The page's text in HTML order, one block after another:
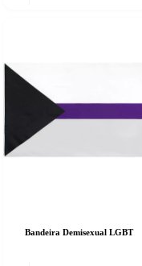
Bandeira Demisexual LGBT